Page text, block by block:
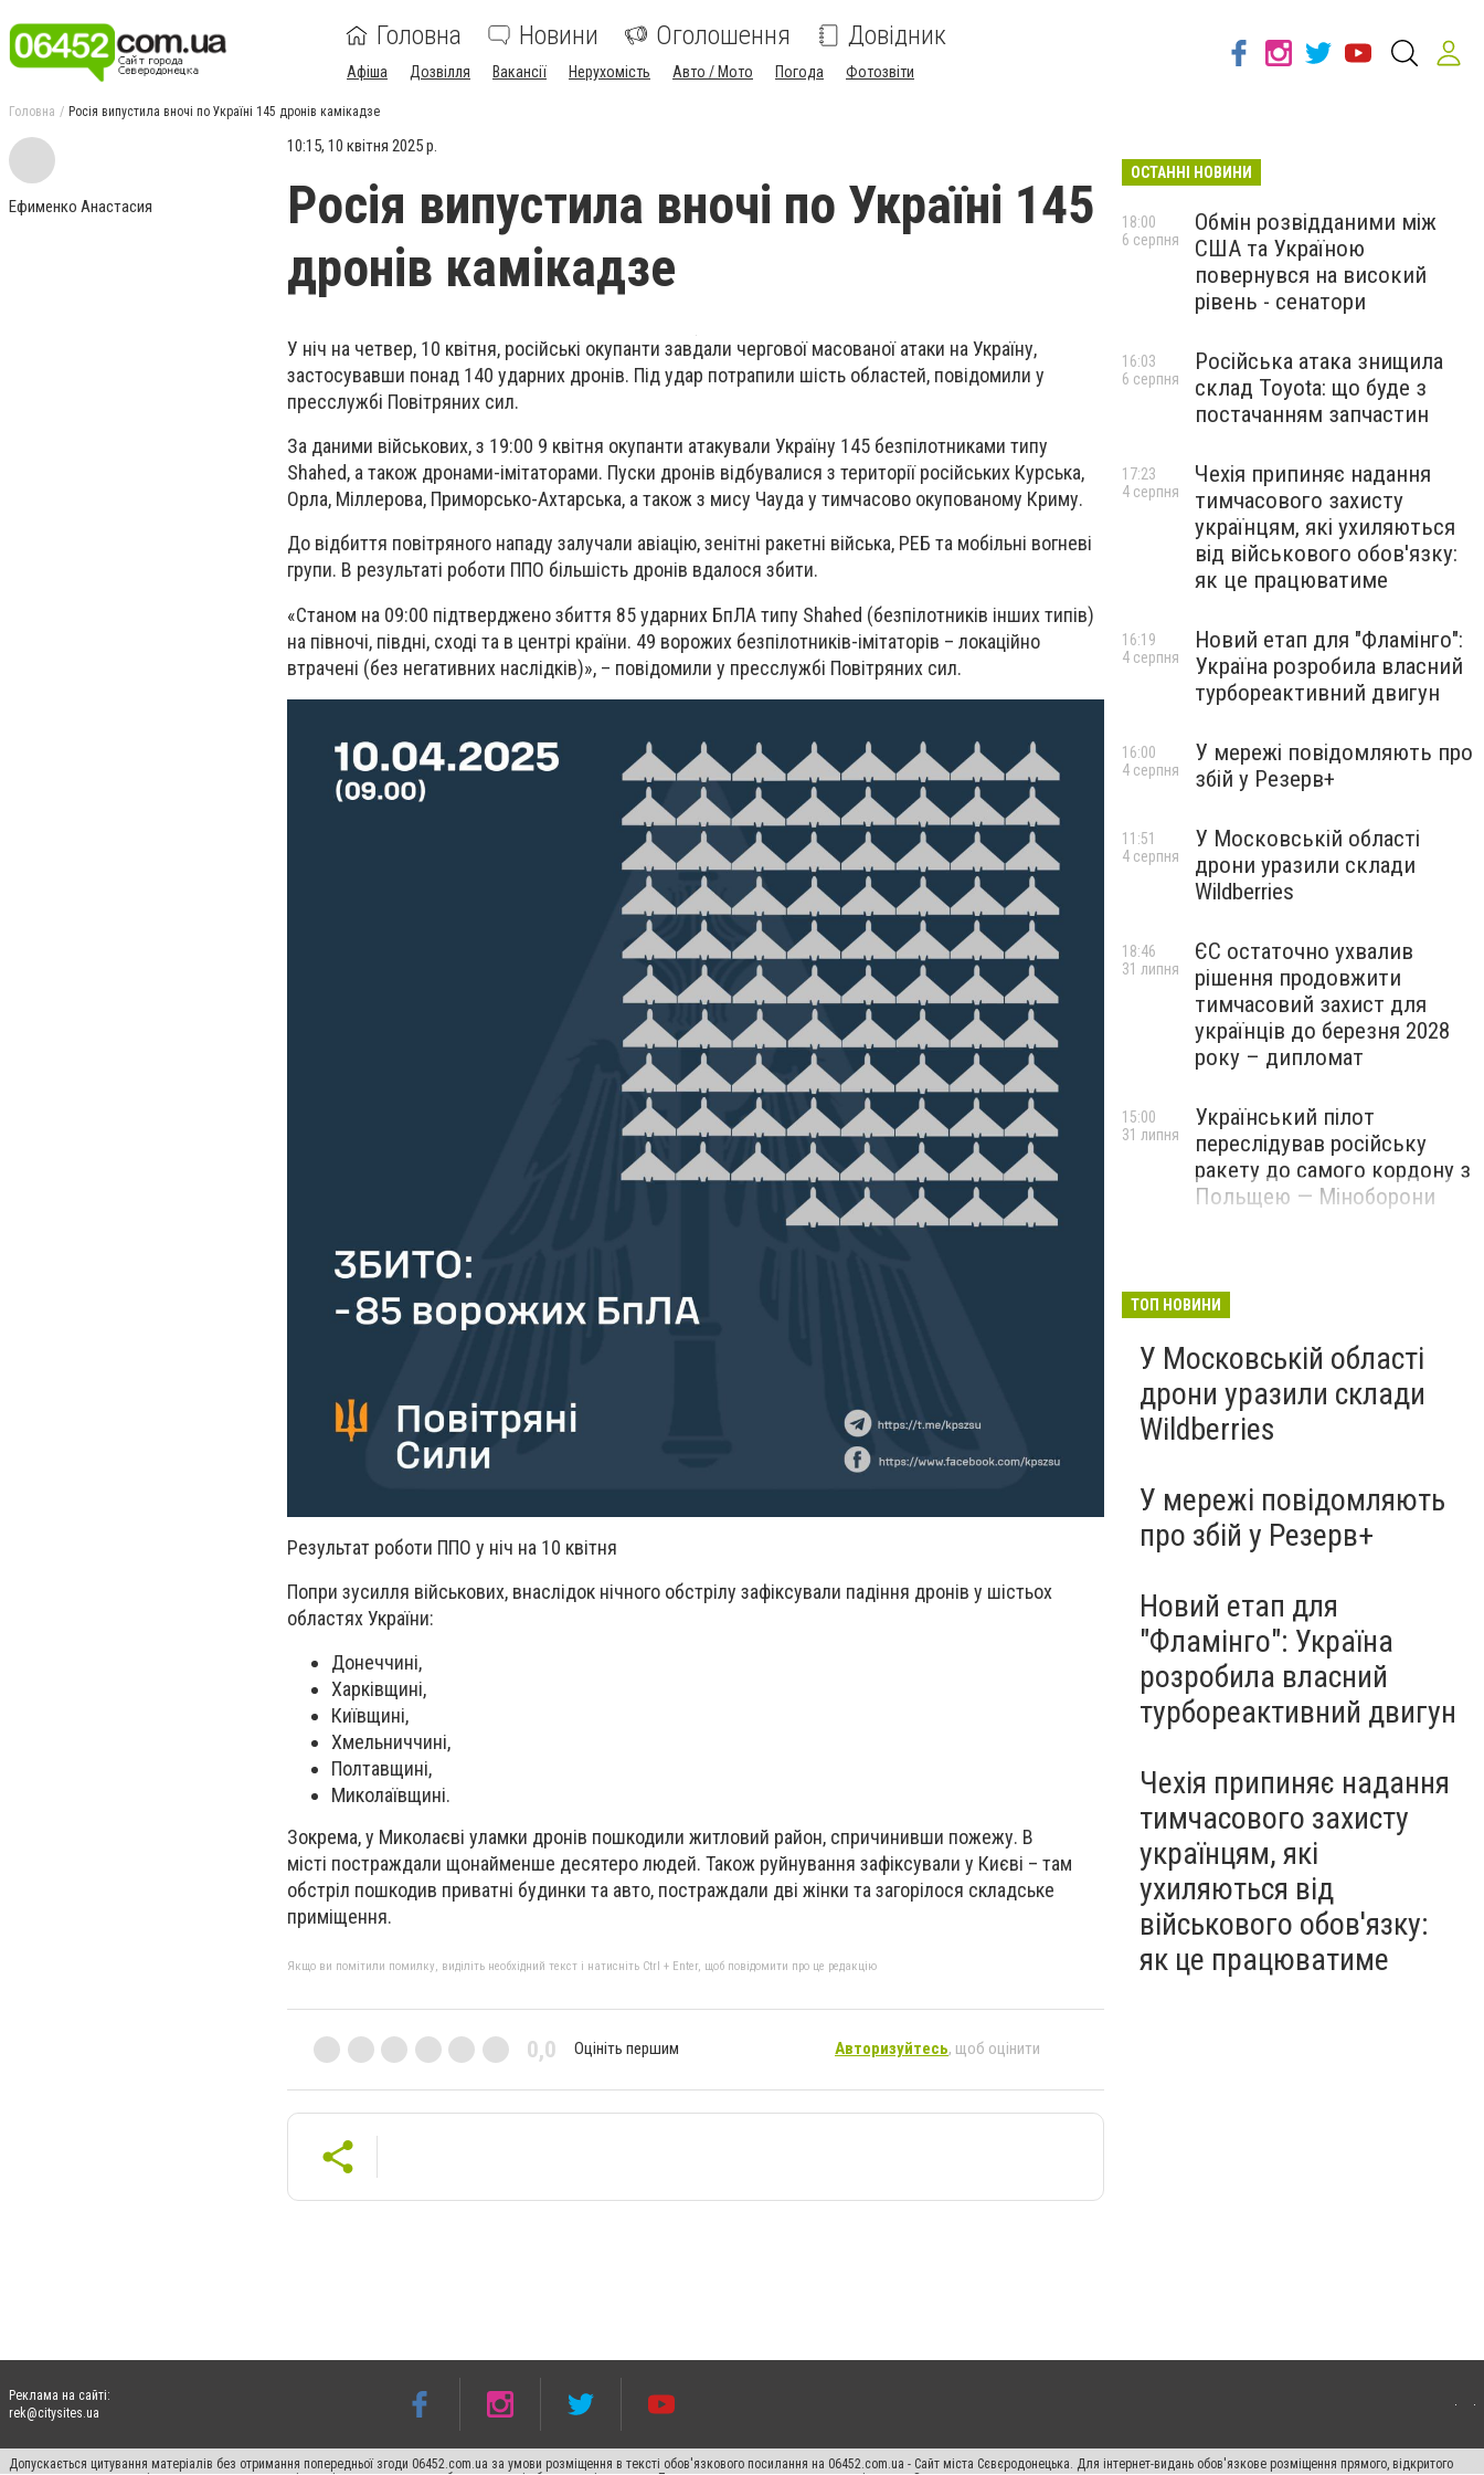
Головна Новини Оголошення Довідник
Афіша Дозвілля Вакансії Нерухомість Авто / Мото Погода Фотозвіти
Головна Росія випустила вночі по Україні 145 дронів камікадзе
Ефименко Анастасия
10:15, 10 квітня 2025 р.
Росія випустила вночі по Україні 145
дронів камікадзе
У ніч на четвер, 10 квітня, російські окупанти завдали чергової масованої атаки на Україну,
застосувавши понад 140 ударних дронів. Під удар потрапили шість областей, повідомили у
пресслужбі Повітряних сил.
За даними військових, з 19:00 9 квітня окупанти атакували Україну 145 безпілотниками типу
Shahed, а також дронами-імітаторами. Пуски дронів відбувалися з території російських Курська,
Орла, Міллерова, Приморсько-Ахтарська, а також з мису Чауда у тимчасово окупованому Криму.
До відбиття повітряного нападу залучали авіацію, зенітні ракетні війська, РЕБ та мобільні вогневі
групи. В результаті роботи ППО більшість дронів вдалося збити.
«Станом на 09:00 підтверджено збиття 85 ударних БпЛА типу Shahed (безпілотників інших типів)
на півночі, півдні, сході та в центрі країни. 49 ворожих безпілотників-імітаторів – локаційно
втрачені (без негативних наслідків)», – повідомили у пресслужбі Повітряних сил.
Результат роботи ППО у ніч на 10 квітня
Попри зусилля військових, внаслідок нічного обстрілу зафіксували падіння дронів у шістьох
областях України:
Донеччині,
Харківщині,
Київщині,
Хмельниччині,
Полтавщині,
Миколаївщині.
Зокрема, у Миколаєві уламки дронів пошкодили житловий район, спричинивши пожежу. В
місті постраждали щонайменше десятеро людей. Також руйнування зафіксували у Києві – там
обстріл пошкодив приватні будинки та авто, постраждали дві жінки та загорілося складське
приміщення.
Якщо ви помітили помилку, виділіть необхідний текст і натисніть Ctrl + Enter, щоб повідомити про це редакцію
0,0 Оцініть першим Авторизуйтесь, щоб оцінити
ОСТАННІ НОВИНИ
Обмін розвідданими між
США та Україною
повернувся на високий
рівень - сенатори
18:00
6 серпня
Російська атака знищила
склад Toyota: що буде з
постачанням запчастин
16:03
6 серпня
Чехія припиняє надання
тимчасового захисту
українцям, які ухиляються
від військового обов'язку:
як це працюватиме
17:23
4 серпня
Новий етап для "Фламінго":
Україна розробила власний
турбореактивний двигун
16:19
4 серпня
У мережі повідомляють про
збій у Резерв+
16:00
4 серпня
У Московській області
дрони уразили склади
Wildberries
11:51
4 серпня
ЄС остаточно ухвалив
рішення продовжити
тимчасовий захист для
українців до березня 2028
року – дипломат
18:46
31 липня
Український пілот
переслідував російську
ракету до самого кордону з
Польщею — Міноборони
15:00
31 липня
ТОП НОВИНИ
У Московській області
дрони уразили склади
Wildberries
У мережі повідомляють
про збій у Резерв+
Новий етап для
"Фламінго": Україна
розробила власний
турбореактивний двигун
Чехія припиняє надання
тимчасового захисту
українцям, які
ухиляються від
військового обов'язку:
як це працюватиме
Реклама на сайті:
rek@citysites.ua
Допускається цитування матеріалів без отримання попередньої згоди 06452.com.ua за умови розміщення в тексті обов'язкового посилання на 06452.com.ua - Сайт міста Сєвєродонецька. Для інтернет-видань обов'язкове розміщення прямого, відкритого